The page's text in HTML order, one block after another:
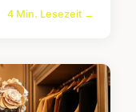
4 Min. Lesezeit →